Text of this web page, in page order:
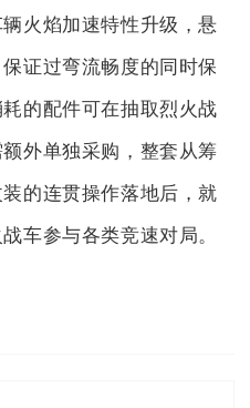
火焰加速特性升级，悬
证过弯流畅度的同时保
的配件可在抽取烈火战
外单独采购，整套从筹
的连贯操作落地后，就
车参与各类竞速对局。